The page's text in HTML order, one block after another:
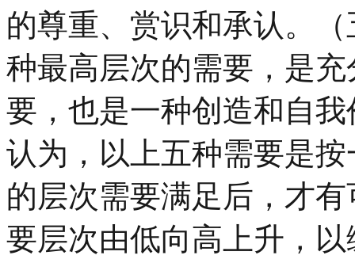
的尊重、赏识和承认。
种最高层次的需要，是
要，也是一种创造和自
认为，以上五种需要是
的层次需要满足后，才
要层次由低向高上升，